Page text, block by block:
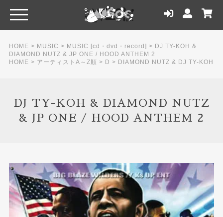
HOME > MUSIC > MUSIC [cd・dvd・record] > DJ TY-KOH &
DIAMOND NUTZ & JP ONE / HOOD ANTHEM 2
HOME > アーティストA～Z順 > D > DIAMOND NUTZ & DJ TY-KOH
DJ TY-KOH & DIAMOND NUTZ
& JP ONE / HOOD ANTHEM 2